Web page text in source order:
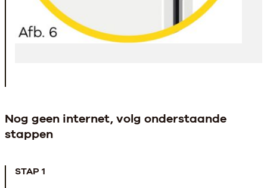
Nog geen internet, volg onderstaande
stappen
STAP 1